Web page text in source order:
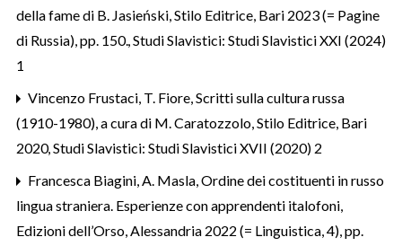
della fame di B. Jasieński, Stilo Editrice, Bari 2023 (= Pagine
di Russia), pp. 150.,Studi Slavistici: Studi Slavistici XXI (2024)
1
Vincenzo Frustaci, T. Fiore, Scritti sulla cultura russa
(1910-1980), a cura di M. Caratozzolo, Stilo Editrice, Bari
2020,Studi Slavistici: Studi Slavistici XVII (2020) 2
Francesca Biagini,A. Masla, Ordine dei costituenti in russo
lingua straniera. Esperienze con apprendenti italofoni,
Edizioni dell’Orso, Alessandria 2022 (= Linguistica, 4), pp.